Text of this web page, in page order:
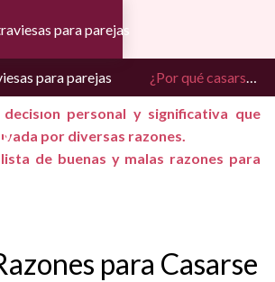
para parejas
para parejas ¿Por qué casarse? Buenas y malas razones
CASARSE?
MALAS
decisión personal y significativa que
por diversas razones.
de buenas y malas razones para
para Casarse